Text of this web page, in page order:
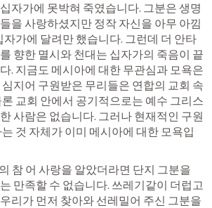
자가에 못박혀 죽였습니다. 그분은 생명
을 사랑하셨지만 정작 자신을 아무 아낌
자가에 달려만 했습니다. 그런데 더 안타
향한 멸시와 천대는 십자가의 죽음이 끝
. 지금도 메시아에 대한 무관심과 모욕은
지어 구원받은 무리들은 연합의 교회 속
교회 안에서 공기적으로는 예수 그리스
사람은 없습니다. 그러나 현재적인 구원
것 자체가 이미 메시아에 대한 모욕입
참 어 사랑을 알았더라면 단지 그분을
만족할 수 없습니다. 쓰레기같이 더럽고
리가 먼저 찾아와 선레밀어 주신 그분을